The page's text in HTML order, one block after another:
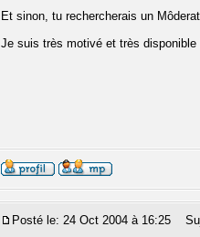
Et sinon, tu rechercherais un
Je suis très motivé et très disponible
Posté le: 24 Oct 2004 à 16:25